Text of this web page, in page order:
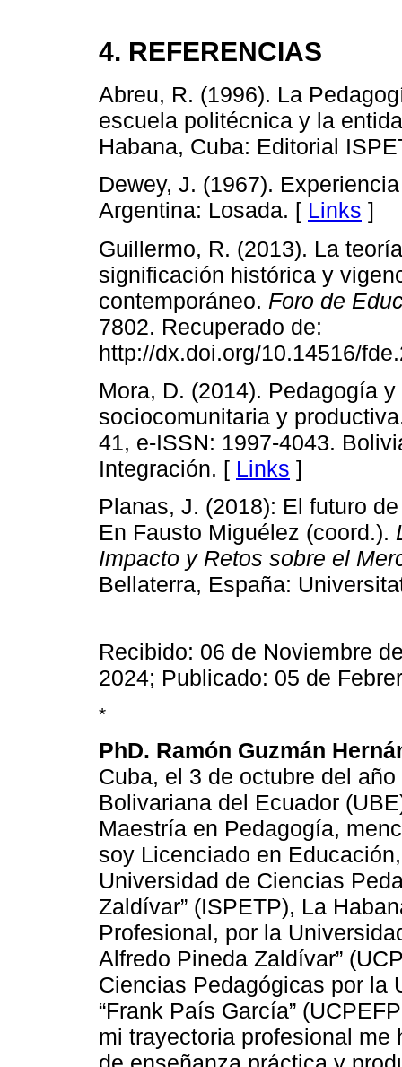
4. REFERENCIAS
Abreu, R. (1996). La
escuela politécnica y la
Habana, Cuba: Editorial
Dewey, J. (1967).
Argentina: Losada. [ Links ]
Guillermo, R. (2013). La
significación histórica y
contemporáneo. Foro de
7802. Recuperado de:
http://dx.doi.org/10.14516/
Mora, D. (2014). Pedagogía
sociocomunitaria y
41, e-ISSN: 1997-4043.
Integración. [ Links ]
Planas, J. (2018): El futuro
En Fausto Miguélez (coord.).
Impacto y Retos sobre el
Bellaterra, España:
Recibido: 06 de Noviembre
2024; Publicado: 05 de
*
PhD. Ramón Guzmán
Cuba, el 3 de octubre del
Bolivariana del Ecuador
Maestría en Pedagogía,
soy Licenciado en
Universidad de Ciencias
Zaldívar” (ISPETP), La
Profesional, por la
Alfredo Pineda Zaldívar”
Ciencias Pedagógicas por la
“Frank País García”
mi trayectoria profesional me